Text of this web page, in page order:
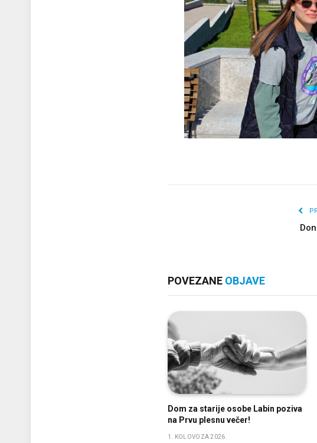
POVEZANE OBJAVE
Dom za starije osobe Labin poziva
na Prvu plesnu večer!
1. KOLOVOZA 2026.